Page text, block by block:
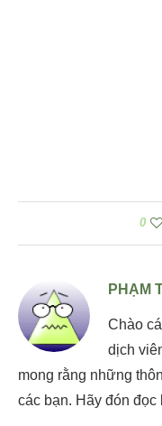
0
PHẠM
Chào
dịch
mong rằng những
các bạn. Hãy đón